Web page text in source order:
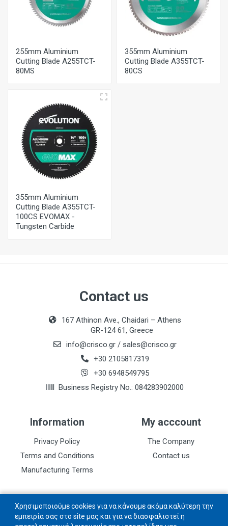
255mm Aluminium
Cutting Blade A255TCT-
80MS
355mm Aluminium
Cutting Blade A355TCT-
80CS
355mm Aluminium
Cutting Blade A355TCT-
100CS EVOMAX -
Tungsten Carbide
Contact us
167 Athinon Ave., Chaidari – Athens
GR-124 61, Greece
info@crisco.gr / sales@crisco.gr
+30 2105817319
+30 6948549795
Business Registry No.: 084283902000
Information
Privacy Policy
Terms and Conditions
Manufacturing Terms
My acccount
The Company
Contact us
Follow us
Χρησιμοποιούμε cookies για να κάνουμε ακόμα καλύτερη την
εμπειρία σας στο site μας και για να διασφαλιστεί η